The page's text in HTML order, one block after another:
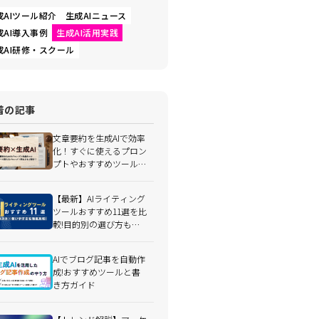
AIツール紹介
生成AIニュース
AI導入事例
生成AI活用実践
AI研修・スクール
の記事
文章要約を生成AIで効率
化！すぐに使えるプロン
プトやおすすめツールを
【最新】AIライティング
ツールおすすめ11選を比
較!目的別の選び方も分
AIでブログ記事を自動作
成!おすすめツールと書
き方ガイド